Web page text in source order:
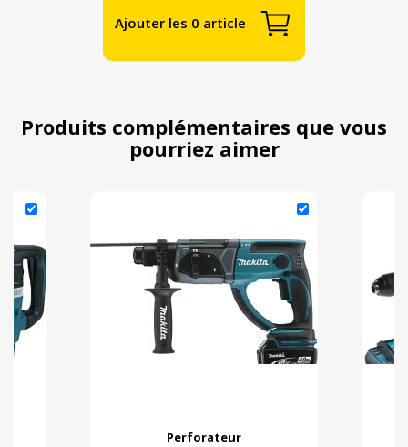
Ajouter les 0 article
Produits complémentaires que vous
pourriez aimer
Perforateur